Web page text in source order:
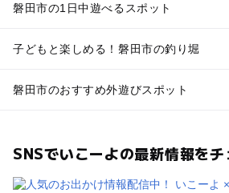
磐田市の1日中遊べるスポット
子どもと楽しめる！磐田市の釣り堀
磐田市のおすすめ外遊びスポット
SNSでいこーよの最新情報をチ